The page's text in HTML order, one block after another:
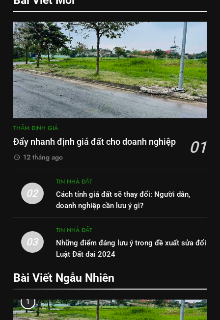
THẨM ĐỊNH GIÁ
Đẩy nhanh định giá đất cho doanh nghiệp 01
12 tháng ago
02
TIN NHÀ ĐẤT
Cách tính giá đất sẽ thay đổi: Người dân,
doanh nghiệp cần lưu ý gì?
03
TIN NHÀ ĐẤT
Những điểm đáng lưu ý trong đề xuất sửa đổi
Luật Đất đai 2024
Bài Viết Ngẫu Nhiên
1